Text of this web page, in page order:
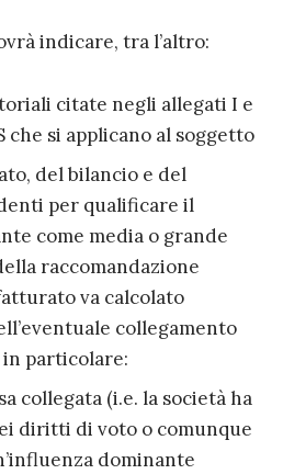
indicare, tra l’altro:
citate negli allegati I e
che si applicano al soggetto
del bilancio e del
per qualificare il
come media o grande
raccomandazione
va calcolato
collegamento
particolare:
collegata (i.e. la società ha
diritti di voto o comunque
dominante